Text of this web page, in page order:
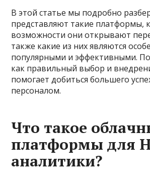
В этой статье мы подробно
представляют такие платформы,
возможности они открывают
также какие из них являются
популярными и эффективными.
как правильный выбор и
помогает добиться большего
персоналом.
Что такое
платформы для
аналитики?